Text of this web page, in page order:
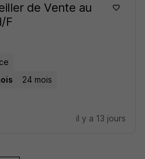
de Vente au
F
24 mois
il y a 13 jours